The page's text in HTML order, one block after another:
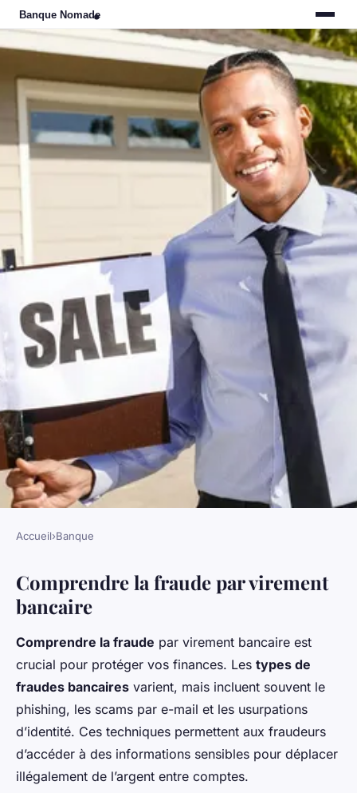
Éviter les fraudes par virement
bancaire
Alexis•15 février 2025•5 min de lecture
Accueil›Banque
Comprendre la fraude par virement
bancaire
Comprendre la fraude par virement bancaire est
crucial pour protéger vos finances. Les types de
fraudes bancaires varient, mais incluent souvent le
phishing, les scams par e-mail et les usurpations
d’identité. Ces techniques permettent aux fraudeurs
d’accéder à des informations sensibles pour déplacer
illégalement de l’argent entre comptes.